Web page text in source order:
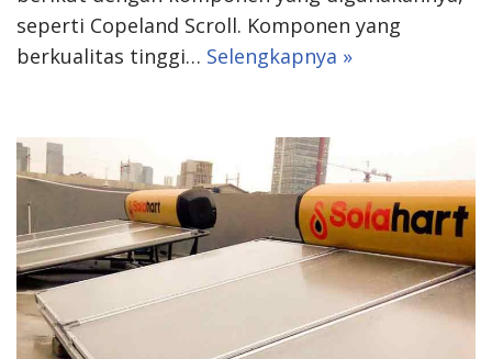
seperti Copeland Scroll. Komponen yang
berkualitas tinggi… Selengkapnya »